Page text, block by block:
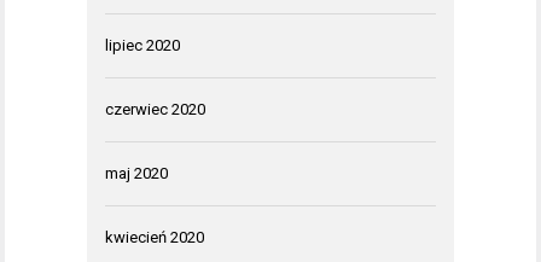
lipiec 2020
czerwiec 2020
maj 2020
kwiecień 2020